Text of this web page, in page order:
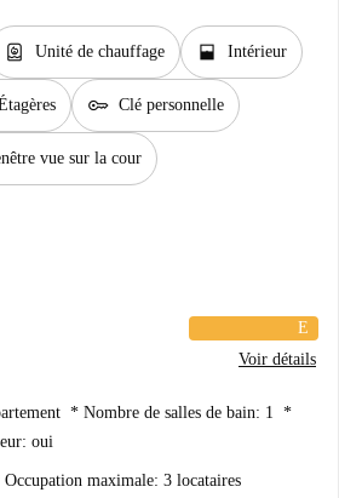
water_heater Unité de chauffage window_open Intérieur
key Clé personnelle
vue sur la cour
E
Voir détails
* Nombre de salles de bain: 1 *
oui
maximale: 3 locataires